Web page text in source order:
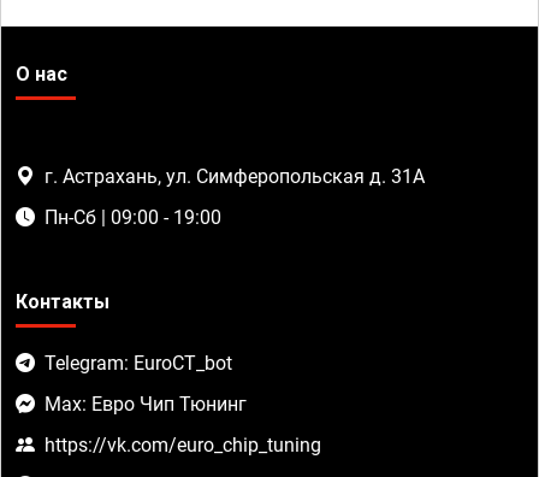
О нас
г. Астрахань, ул. Симферопольская д. 31А
Пн-Сб | 09:00 - 19:00
Контакты
Telegram: EuroCT_bot
Max: Евро Чип Тюнинг
https://vk.com/euro_chip_tuning